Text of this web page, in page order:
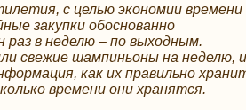
с целью экономии времени
закупки обоснованно
раз в неделю – по выходным.
свежие шампиньоны на неделю,
как их правильно
времени они хранятся.